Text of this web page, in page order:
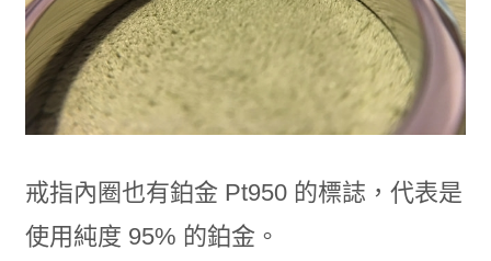
戒指內圈也有鉑金 Pt950 的標誌，代表是
使用純度 95% 的鉑金。